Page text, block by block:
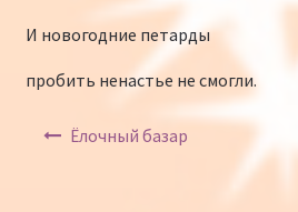
И новогодние петарды
пробить ненастье не смогли.
Навигация по записям
Ёлочный базар